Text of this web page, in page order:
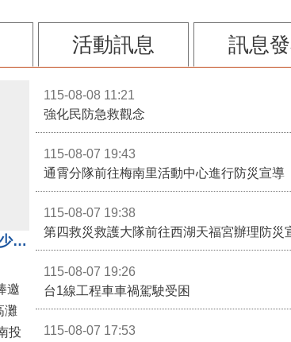
活動訊息 訊息
第二屆台灣火星人棒球大會暨U13全國軟式少棒邀請賽在苗栗舉辦
邀
灘
投
115-08-08 11:21
強化民防急救觀念
115-08-07 19:43
通霄分隊前往梅南里活動中心進行防災宣導
115-08-07 19:38
第四救災救護大隊前往西湖天福宮辦理防災
115-08-07 19:26
台1線工程車車禍駕駛受困
115-08-07 17:53